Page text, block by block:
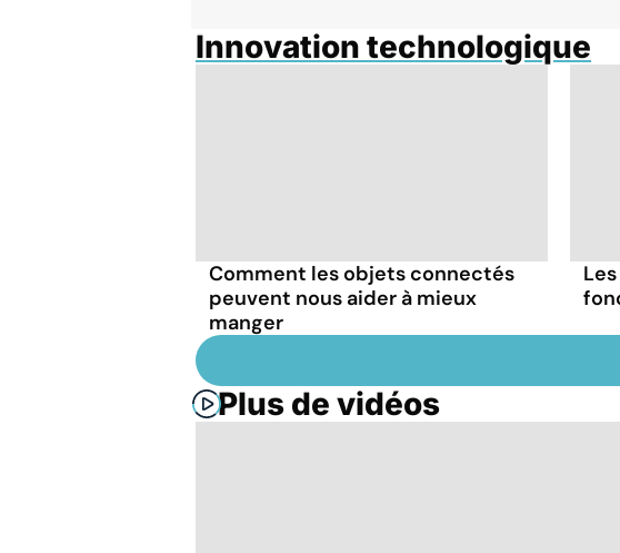
Innovation technologique
Comment les objets connectés
peuvent nous aider à mieux
manger
Plus de vidéos